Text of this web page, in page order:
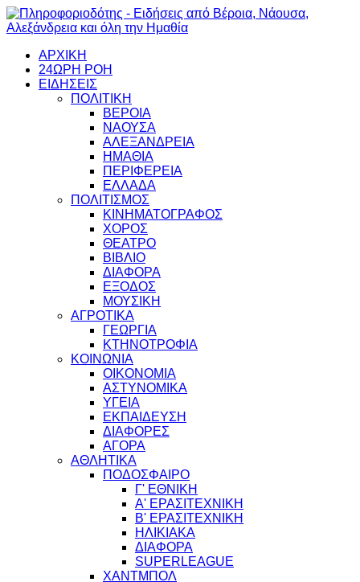
ΑΡΧΙΚΗ
24ΩΡΗ ΡΟΗ
ΕΙΔΗΣΕΙΣ
ΠΟΛΙΤΙΚΗ
ΒΕΡΟΙΑ
ΝΑΟΥΣΑ
ΑΛΕΞΑΝΔΡΕΙΑ
ΗΜΑΘΙΑ
ΠΕΡΙΦΕΡΕΙΑ
ΕΛΛΑΔΑ
ΠΟΛΙΤΙΣΜΟΣ
ΚΙΝΗΜΑΤΟΓΡΑΦΟΣ
ΧΟΡΟΣ
ΘΕΑΤΡΟ
ΒΙΒΛΙΟ
ΔΙΑΦΟΡΑ
ΕΞΟΔΟΣ
ΜΟΥΣΙΚΗ
ΑΓΡΟΤΙΚΑ
ΓΕΩΡΓΙΑ
ΚΤΗΝΟΤΡΟΦΙΑ
ΚΟΙΝΩΝΙΑ
ΟΙΚΟΝΟΜΙΑ
ΑΣΤΥΝΟΜΙΚΑ
ΥΓΕΙΑ
ΕΚΠΑΙΔΕΥΣΗ
ΔΙΑΦΟΡΕΣ
ΑΓΟΡΑ
ΑΘΛΗΤΙΚΑ
ΠΟΔΟΣΦΑΙΡΟ
Γ' ΕΘΝΙΚΗ
Α' ΕΡΑΣΙΤΕΧΝΙΚΗ
Β' ΕΡΑΣΙΤΕΧΝΙΚΗ
ΗΛΙΚΙΑΚΑ
ΔΙΑΦΟΡΑ
SUPERLEAGUE
ΧΑΝΤΜΠΟΛ